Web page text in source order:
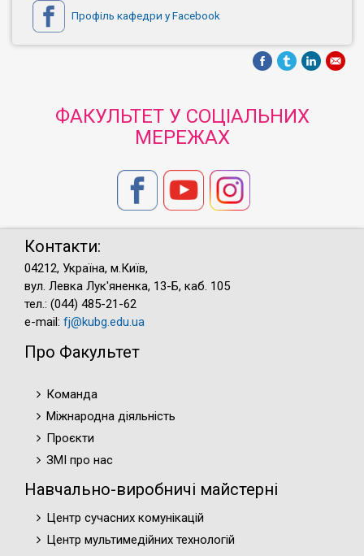
Профіль кафедри у Facebook
ФАКУЛЬТЕТ У СОЦІАЛЬНИХ
МЕРЕЖАХ
Контакти:
04212, Україна, м.Київ,
вул. Левка Лук'яненка, 13-Б, каб. 105
тел.: (044) 485-21-62
e-mail: fj@kubg.edu.ua
Про Факультет
Команда
Міжнародна діяльність
Проєкти
ЗМІ про нас
Навчально-виробничі майстерні
Центр сучасних комунікацій
Центр мультимедійних технологій